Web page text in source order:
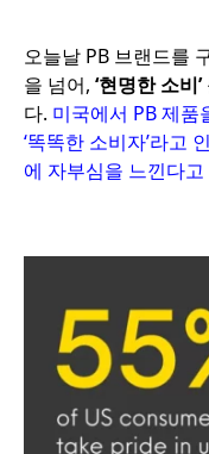
오늘날 PB 브랜드를
을 넘어, ‘현명한 소비’
다. 미국에서 PB 제품
‘똑똑한 소비자’라고
에 자부심을 느낀다